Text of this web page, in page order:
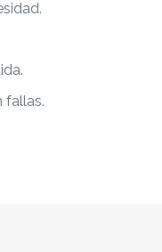
fallas.